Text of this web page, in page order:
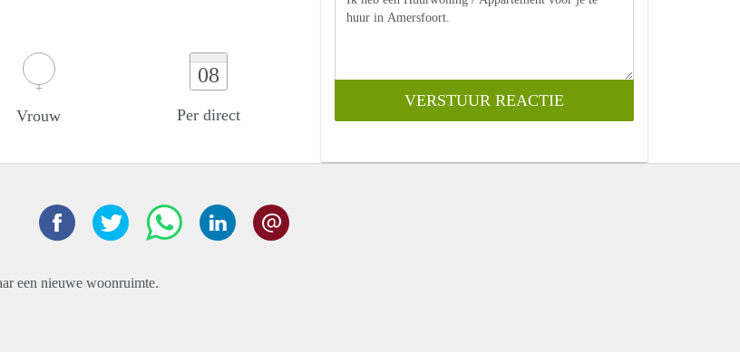
Vrouw
08
Per direct
een nieuwe woonruimte.